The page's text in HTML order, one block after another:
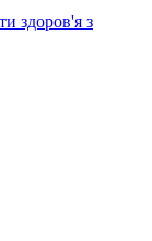
здоров'я з